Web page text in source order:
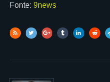
Fonte: 9news